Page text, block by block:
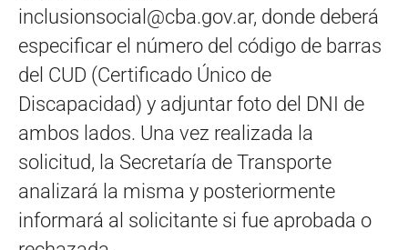
inclusionsocial@cba.gov.ar, donde deberá
especificar el número del código de barras
del CUD (Certificado Único de
Discapacidad) y adjuntar foto del DNI de
ambos lados. Una vez realizada la
solicitud, la Secretaría de Transporte
analizará la misma y posteriormente
informará al solicitante si fue aprobada o